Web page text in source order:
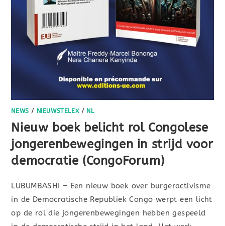
NEWS / NIEUWSTELEX/ NL
Nieuw boek belicht rol Congolese
jongerenbewegingen in strijd voor
democratie (CongoForum)
LUBUMBASHI – Een nieuw boek over burgeractivisme
in de Democratische Republiek Congo werpt een licht
op de rol die jongerenbewegingen hebben gespeeld